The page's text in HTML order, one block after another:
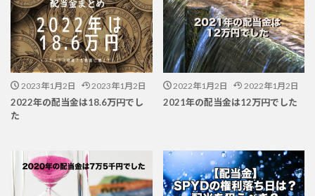
2023年1月2日 2023年1月2日
2022年の配当金は18.6万円でし
た
2022年1月2日 2022年1月2日
2021年の配当金は12万円でした